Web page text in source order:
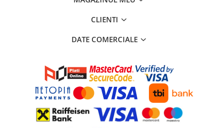
CLIENTI
DATE COMERCIALE